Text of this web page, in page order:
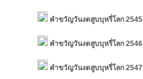
คำขวัญวันงดสูบบุหรี่โลก 2545
คำขวัญวันงดสูบบุหรี่โลก 2546
คำขวัญวันงดสูบบุหรี่โลก 2547